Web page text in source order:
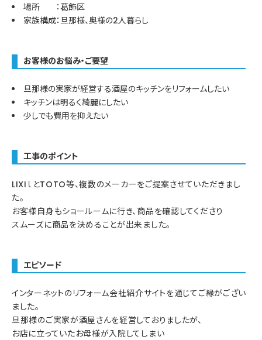
場所 ：葛飾区
家族構成：旦那様、奥様の2人暮らし
お客様のお悩み・ご要望
旦那様の実家が経営する酒屋のキッチンをリフォームしたい
キッチンは明るく綺麗にしたい
少しでも費用を抑えたい
工事のポイント
LIXIｌとTOTO等、複数のメーカーをご提案させていただきまし
た。
お客様自身もショールームに行き、商品を確認してくださり
スムーズに商品を決めることが出来ました。
エピソード
インターネットのリフォーム会社紹介サイトを通じてご縁がござい
ました。
旦那様のご実家が酒屋さんを経営しておりましたが、
お店に立っていたお母様が入院してしまい